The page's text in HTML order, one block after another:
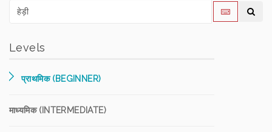
Levels
प्राथमिक (BEGINNER)
माध्यमिक (INTERMEDIATE)